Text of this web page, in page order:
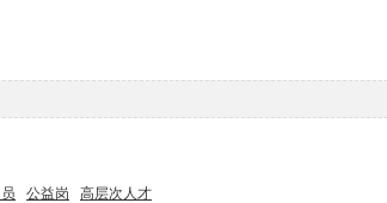
公益岗
高层次人才